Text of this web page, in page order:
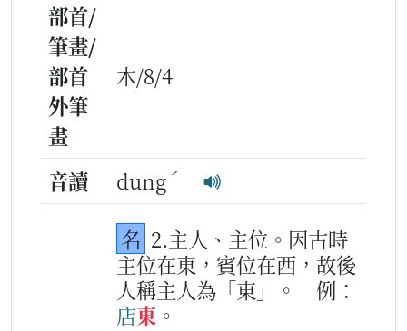
部首/
筆畫/
部首
外筆
畫
木/8/4
音讀 dung ˊ
名 2.主人、主位。因古時
主位在東，賓位在西，故後
人稱主人為「東」。
例：
店東 。